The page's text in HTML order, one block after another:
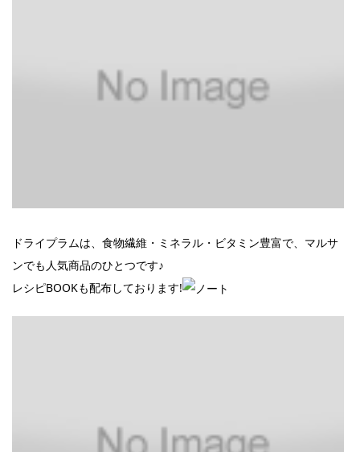
ドライプラムは、食物繊維・ミネラル・ビタミン豊富で、マルサ
ンでも人気商品のひとつです♪
レシピBOOKも配布しております!